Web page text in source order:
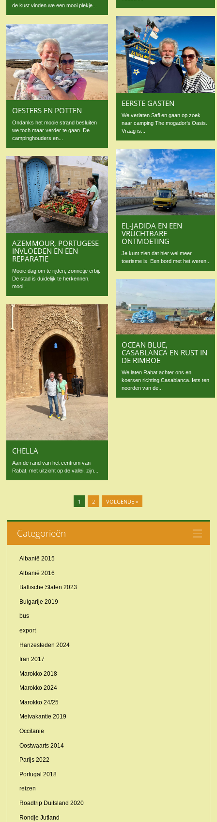
de kust vinden we een mooi plekje...
EERSTE GASTEN
We verlaten Safi en gaan op zoek
naar camping The mogador’s Oasis.
Vraag is...
OESTERS EN POTTEN
Ondanks het mooie strand besluiten
we toch maar verder te gaan. De
campinghouders en...
EL-JADIDA EN EEN
VRUCHTBARE
ONTMOETING
Je kunt zien dat hier wel meer
toerisme is. Een bord met het weren...
AZEMMOUR, PORTUGESE
INVLOEDEN EN EEN
REPARATIE
Mooie dag om te rijden, zonnetje erbij.
De stad is duidelijk te herkennen,
mooi...
OCEAN BLUE,
CASABLANCA EN RUST IN
DE RIMBOE
We laten Rabat achter ons en
koersen richting Casablanca. Iets ten
noorden van de...
CHELLA
Aan de rand van het centrum van
Rabat, met uitzicht op de vallei, zijn...
1 2 VOLGENDE »
Categorieën
Albanië 2015
Albanië 2016
Baltische Staten 2023
Bulgarije 2019
bus
export
Hanzesteden 2024
Iran 2017
Marokko 2018
Marokko 2024
Marokko 24/25
Meivakantie 2019
Occitanie
Oostwaarts 2014
Parijs 2022
Portugal 2018
reizen
Roadtrip Duitsland 2020
Rondje Jutland